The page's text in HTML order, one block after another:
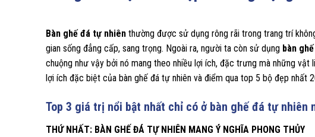
Bàn ghế đá tự nhiên thường được sử dụng rông rãi trong trang trí
gian sống đẳng cấp, sang trọng. Ngoài ra, người ta còn sử dụng bàn
chuộng như vậy bởi nó mang theo nhiều lợi ích, đặc trưng mà những vật
lợi ích đặc biệt của bàn ghế đá tự nhiên và điểm qua top 5 bộ đẹp nhất
Top 3 giá trị nổi bật nhất chỉ có ở bàn ghế đá tự nhiên
THỨ NHẤT: BÀN GHẾ ĐÁ TỰ NHIÊN MANG Ý NGHĨA PHONG THỦY